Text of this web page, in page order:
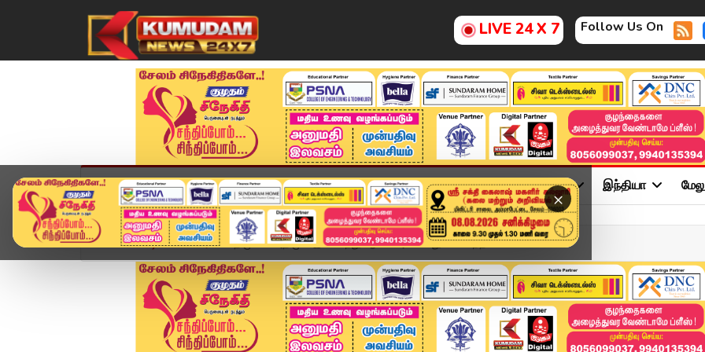
LIVE 24 X 7 Follow Us On
×
முகப்பு விளையாட்டு அண்மை தமிழ்நாடு சினிமா அரசியல் விளையாட்டு இந்தியா
Home வீடியோ ஸ்டோரி திமுக - அதிமுக இணைந்து ஆட்சி அமைப்பது என சிந்தி...